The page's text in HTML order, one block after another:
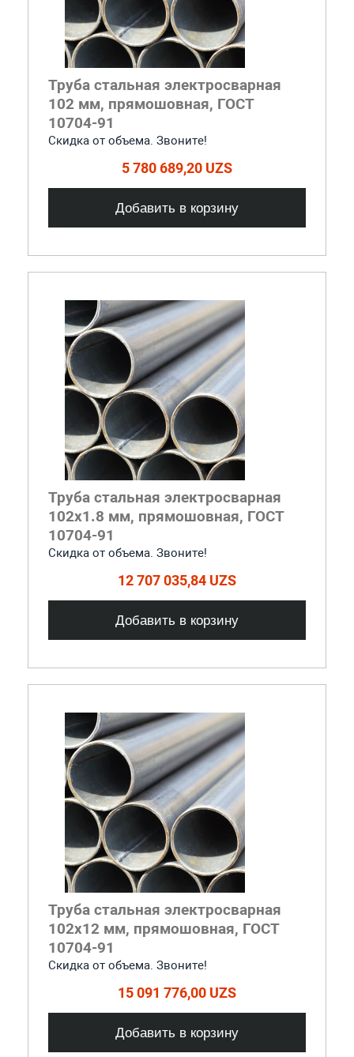
Труба стальная электросварная
102 мм, прямошовная, ГОСТ
10704-91
Скидка от объема. Звоните!
5 780 689,20 UZS
Добавить в корзину
Труба стальная электросварная
102x1.8 мм, прямошовная, ГОСТ
10704-91
Скидка от объема. Звоните!
12 707 035,84 UZS
Добавить в корзину
Труба стальная электросварная
102x12 мм, прямошовная, ГОСТ
10704-91
Скидка от объема. Звоните!
15 091 776,00 UZS
Добавить в корзину